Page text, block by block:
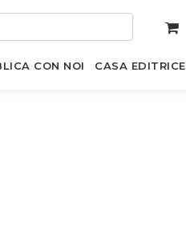
CON NOI CASA EDITRICE